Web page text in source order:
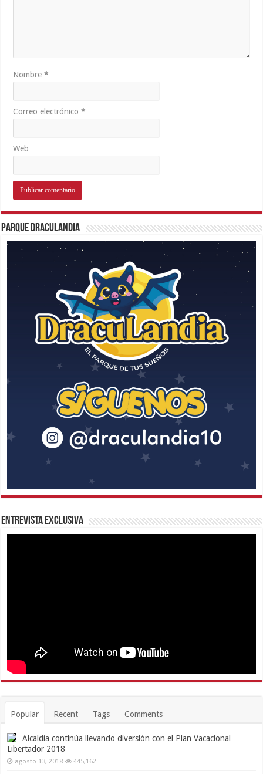
Nombre*
Correo electrónico*
Web
Parque Draculandia
Entrevista Exclusiva
Popular Recent Tags Comments
Alcaldía continúa llevando diversión con el Plan Vacacional
Libertador 2018
agosto 13, 2018 445,162